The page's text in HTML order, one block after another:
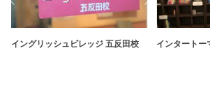
イングリッシュビレッジ 五反田校 インタートー